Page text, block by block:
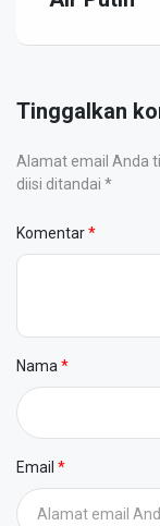
Tinggalkan
Alamat email Anda
diisi ditandai *
Komentar
Nama
Email